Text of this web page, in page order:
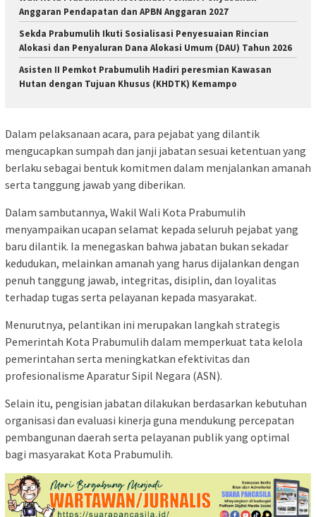
Anggaran Pendapatan dan APBN Anggaran 2027
Sekda Prabumulih Ikuti Sosialisasi Penyesuaian Rincian
Alokasi dan Penyaluran Dana Alokasi Umum (DAU) Tahun 2026
Asisten II Pemkot Prabumulih Hadiri peresmian Kawasan
Hutan dengan Tujuan Khusus (KHDTK) Kemampo
Dalam pelaksanaan acara, para pejabat yang dilantik
mengucapkan sumpah dan janji jabatan sesuai ketentuan yang
berlaku sebagai bentuk komitmen dalam menjalankan amanah
serta tanggung jawab yang diberikan.
Dalam sambutannya, Wakil Wali Kota Prabumulih
menyampaikan ucapan selamat kepada seluruh pejabat yang
baru dilantik. Ia menegaskan bahwa jabatan bukan sekadar
kedudukan, melainkan amanah yang harus dijalankan dengan
penuh tanggung jawab, integritas, disiplin, dan loyalitas
terhadap tugas serta pelayanan kepada masyarakat.
Menurutnya, pelantikan ini merupakan langkah strategis
Pemerintah Kota Prabumulih dalam memperkuat tata kelola
pemerintahan serta meningkatkan efektivitas dan
profesionalisme Aparatur Sipil Negara (ASN).
Selain itu, pengisian jabatan dilakukan berdasarkan kebutuhan
organisasi dan evaluasi kinerja guna mendukung percepatan
pembangunan daerah serta pelayanan publik yang optimal
bagi masyarakat Kota Prabumulih.